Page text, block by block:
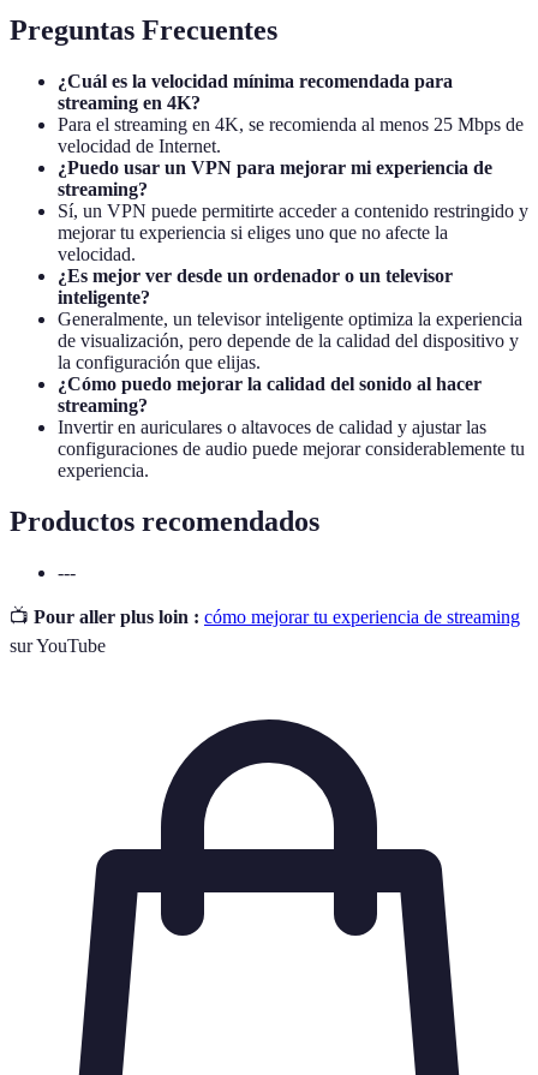
Preguntas Frecuentes
¿Cuál es la velocidad mínima recomendada para
streaming en 4K?
Para el streaming en 4K, se recomienda al menos 25 Mbps de
velocidad de Internet.
¿Puedo usar un VPN para mejorar mi experiencia de
streaming?
Sí, un VPN puede permitirte acceder a contenido restringido y
mejorar tu experiencia si eliges uno que no afecte la
velocidad.
¿Es mejor ver desde un ordenador o un televisor
inteligente?
Generalmente, un televisor inteligente optimiza la experiencia
de visualización, pero depende de la calidad del dispositivo y
la configuración que elijas.
¿Cómo puedo mejorar la calidad del sonido al hacer
streaming?
Invertir en auriculares o altavoces de calidad y ajustar las
configuraciones de audio puede mejorar considerablemente tu
experiencia.
Productos recomendados
---
📺 Pour aller plus loin : cómo mejorar tu experiencia de streaming
sur YouTube